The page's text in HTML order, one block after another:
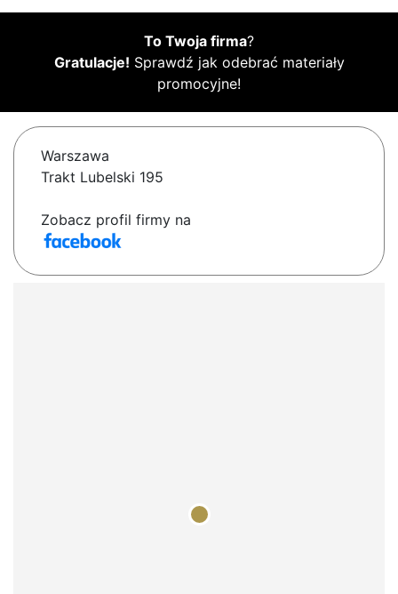
To Twoja firma?
Gratulacje! Sprawdź jak odebrać materiały
promocyjne!
Warszawa
Trakt Lubelski 195
Zobacz profil firmy na